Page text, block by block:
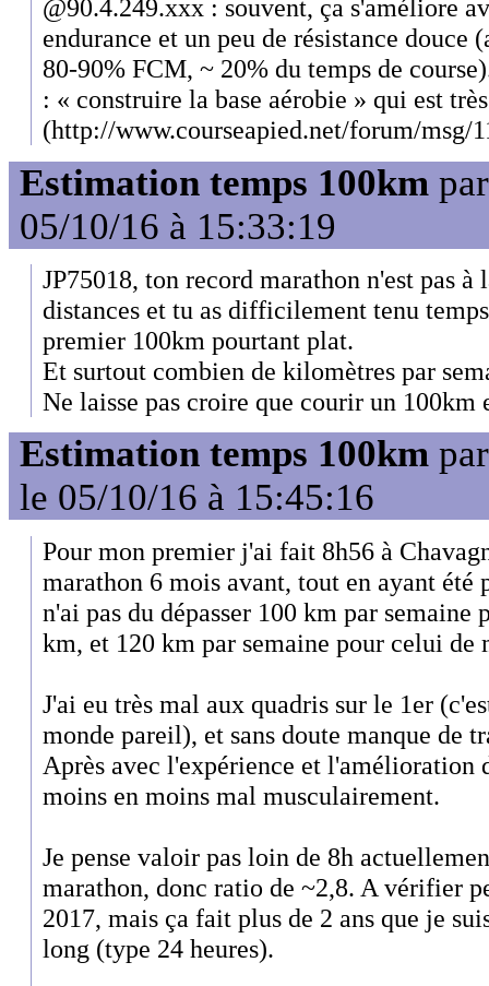
@90.4.249.xxx : souvent, ça s'améliore
endurance et un peu de résistance
80-90% FCM, ~ 20% du temps de
: « construire la base aérobie » qui est
(http://www.courseapied.net/forum/msg/
Estimation temps 100km
05/10/16 à 15:33:19
JP75018, ton record marathon n'est pas à
distances et tu as difficilement tenu
premier 100km pourtant plat.
Et surtout combien de kilomètres par
Ne laisse pas croire que courir un 100km
Estimation temps 100km
le 05/10/16 à 15:45:16
Pour mon premier j'ai fait 8h56 à
marathon 6 mois avant, tout en ayant été
n'ai pas du dépasser 100 km par semaine
km, et 120 km par semaine pour celui de
J'ai eu très mal aux quadris sur le 1er
monde pareil), et sans doute manque de
Après avec l'expérience et l'amélioration
moins en moins mal musculairement.
Je pense valoir pas loin de 8h
marathon, donc ratio de ~2,8. A vérifier
2017, mais ça fait plus de 2 ans que je
long (type 24 heures).